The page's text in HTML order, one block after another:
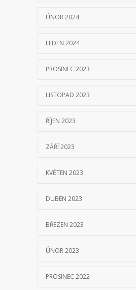
ÚNOR 2024
LEDEN 2024
PROSINEC 2023
LISTOPAD 2023
ŘÍJEN 2023
ZÁŘÍ 2023
KVĚTEN 2023
DUBEN 2023
BŘEZEN 2023
ÚNOR 2023
PROSINEC 2022